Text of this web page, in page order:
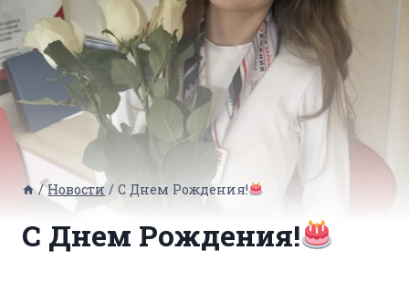
/ Новости / С Днем Рождения!
С Днем Рождения!